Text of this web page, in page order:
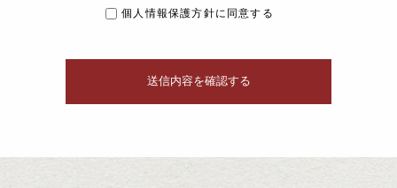
個人情報保護方針に同意する